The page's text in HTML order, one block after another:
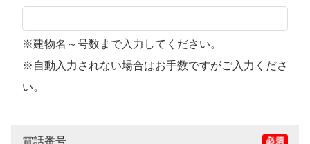
※建物名～号数まで入力してください。
※自動入力されない場合はお手数ですがご入力くださ
い。
電話番号